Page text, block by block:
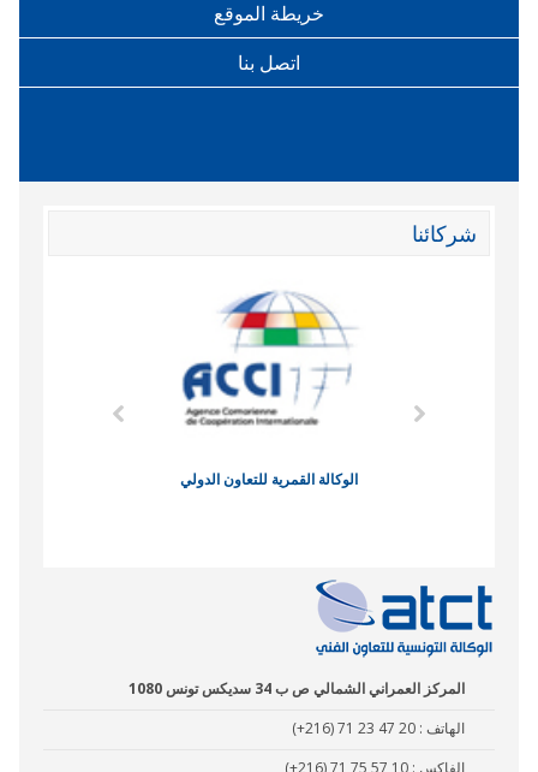
خريطة الموقع
اتصل بنا
شركائنا
الوكالة القمرية للتعاون الدولي
المركز العمراني الشمالي ص ب 34 سديكس تونس 1080
الهاتف : (+216) 71 23 47 20
الفاكس : (+216) 71 75 57 10